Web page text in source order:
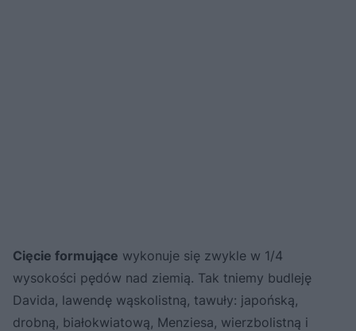
Cięcie formujące wykonuje się zwykle w 1/4
wysokości pędów nad ziemią. Tak tniemy budleję
Davida, lawendę wąskolistną, tawuły: japońską,
drobną, białokwiatową, Menziesa, wierzbolistną i